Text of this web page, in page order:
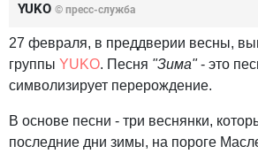
YUKO © пресс-служба
27 февраля, в преддверии весны,
группы YUKO. Песня "Зима"- это
символизирует перерождение.
В основе песни - три веснянки,
последние дни зимы, на пороге